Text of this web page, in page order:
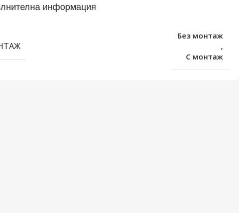
информация
Без монтаж
,
С монтаж